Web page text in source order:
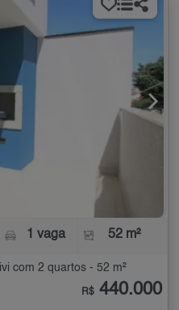
1 vaga 52 m²
com 2 quartos - 52 m²
R$ 440.000